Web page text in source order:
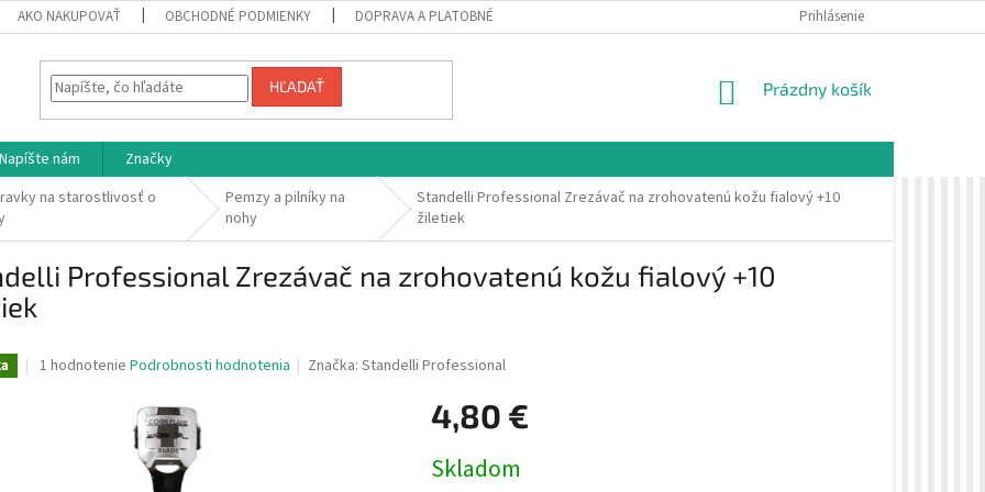
AKO NAKUPOVAŤ OBCHODNÉ PODMIENKY DOPRAVA A PLATOBNÉ PODMIENKY VZORKOVÁ PREDAJŇA
Prihlásenie
HĽADAŤ
NÁKUPNÝ
Prázdny košík
Napíšte nám Značky
na starostlivosť o
Pemzy a pilníky na
nohy
Standelli Professional Zrezávač na zrohovatenú kožu fialový +10
žiletiek
Professional Zrezávač na zrohovatenú kožu fialový +10
Priemerné
1 hodnotenie Podrobnosti hodnotenia Značka:Standelli Professional
4,80 €
cena:
Skladom